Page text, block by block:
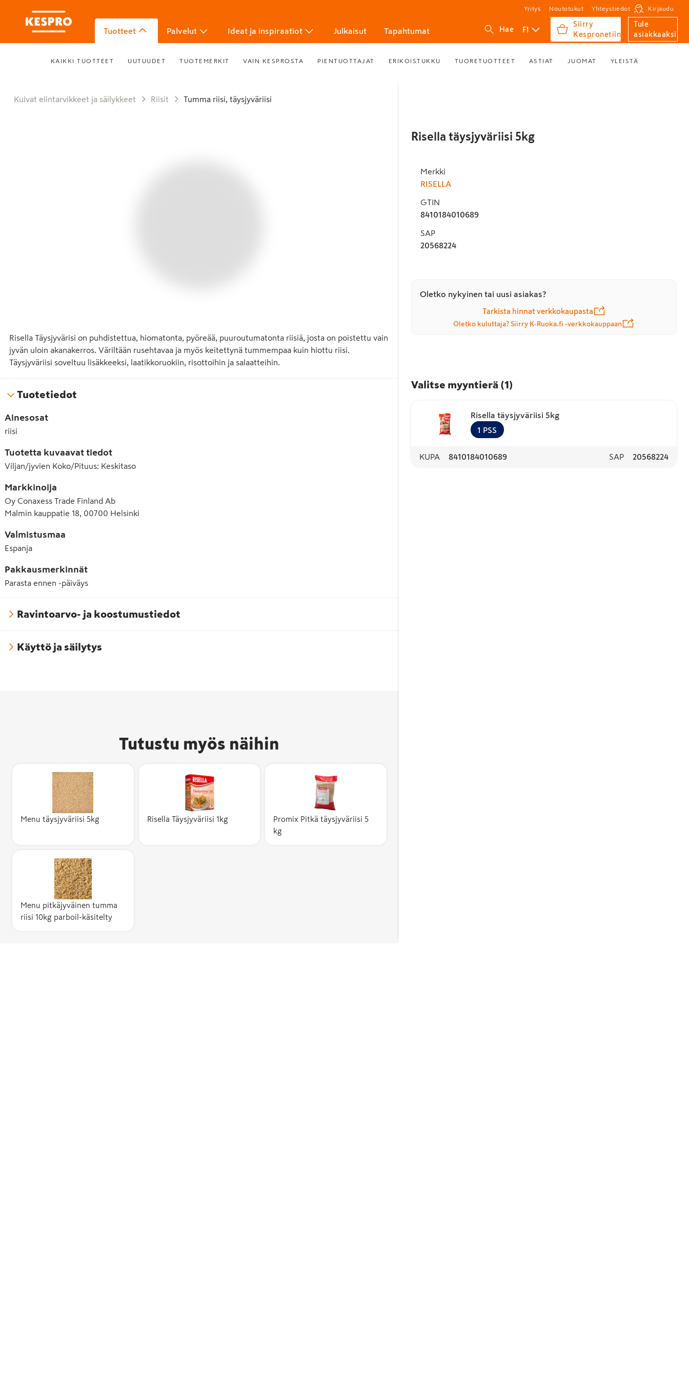
Yritys Noutotukut Yhteystiedot Kirjaudu
Tuotteet Palvelut Ideat ja inspiraatiot Julkaisut Tapahtumat Hae FI
Siirry
Kespronetiin
Tule
asiakkaaksi
KAIKKI TUOTTEET UUTUUDET TUOTEMERKIT VAIN KESPROSTA PIENTUOTTAJAT ERIKOISTUKKU TUORETUOTTEET ASTIAT JUOMAT YLEISTÄ
Kuivat elintarvikkeet ja säilykkeet Riisit Tumma riisi, täysjyväriisi
Risella Täysjyvärisi on puhdistettua, hiomatonta, pyöreää, puuroutumatonta riisiä, josta on poistettu vain
jyvän uloin akanakerros. Väriltään rusehtavaa ja myös keitettynä tummempaa kuin hiottu riisi.
Täysjyväriisi soveltuu lisäkkeeksi, laatikkoruokiin, risottoihin ja salaatteihin.
Tuotetiedot
Ainesosat
riisi
Tuotetta kuvaavat tiedot
Viljan/jyvien Koko/Pituus: Keskitaso
Markkinoija
Oy Conaxess Trade Finland Ab
Malmin kauppatie 18, 00700 Helsinki
Valmistusmaa
Espanja
Pakkausmerkinnät
Parasta ennen -päiväys
Ravintoarvo- ja koostumustiedot
Käyttö ja säilytys
Tutustu myös näihin
Menu täysjyväriisi 5kg Risella Täysjyväriisi 1kg
Promix Pitkä täysjyväriisi 5
kg
Menu pitkäjyväinen tumma
riisi 10kg parboil-käsitelty
Risella täysjyväriisi 5kg
Merkki
RISELLA
GTIN
8410184010689
SAP
20568224
Oletko nykyinen tai uusi asiakas?
Tarkista hinnat verkkokaupasta
Oletko kuluttaja? Siirry K-Ruoka.fi -verkkokauppaan
Valitse myyntierä (1 )
Risella täysjyväriisi 5kg
1 PSS
KUPA 8410184010689 SAP 20568224